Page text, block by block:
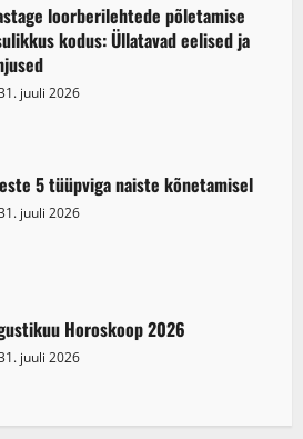
loorberilehtede põletamise
kodus: Üllatavad eelised ja
juuli 2026
5 tüüpviga naiste kõnetamisel
juuli 2026
Horoskoop 2026
juuli 2026